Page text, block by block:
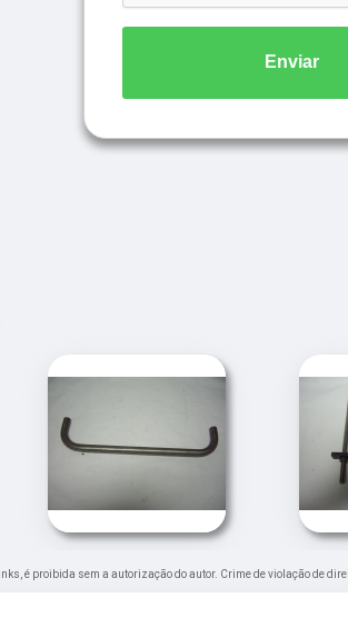
Enviar
é proibida sem a autorização do autor. Crime de violação de